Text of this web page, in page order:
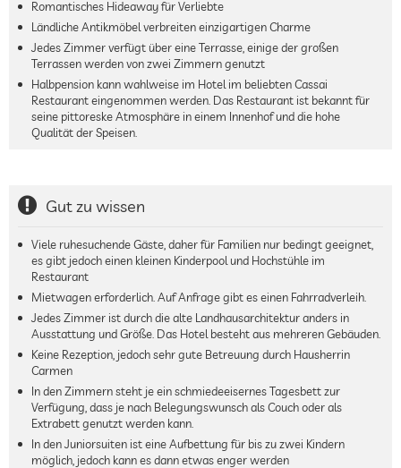
Romantisches Hideaway für Verliebte
Ländliche Antikmöbel verbreiten einzigartigen Charme
Jedes Zimmer verfügt über eine Terrasse, einige der großen
Terrassen werden von zwei Zimmern genutzt
Halbpension kann wahlweise im Hotel im beliebten Cassai
Restaurant eingenommen werden. Das Restaurant ist bekannt für
seine pittoreske Atmosphäre in einem Innenhof und die hohe
Qualität der Speisen.
Gut zu wissen
Viele ruhesuchende Gäste, daher für Familien nur bedingt geeignet,
es gibt jedoch einen kleinen Kinderpool und Hochstühle im
Restaurant
Mietwagen erforderlich. Auf Anfrage gibt es einen Fahrradverleih.
Jedes Zimmer ist durch die alte Landhausarchitektur anders in
Ausstattung und Größe. Das Hotel besteht aus mehreren Gebäuden.
Keine Rezeption, jedoch sehr gute Betreuung durch Hausherrin
Carmen
In den Zimmern steht je ein schmiedeeisernes Tagesbett zur
Verfügung, dass je nach Belegungswunsch als Couch oder als
Extrabett genutzt werden kann.
In den Juniorsuiten ist eine Aufbettung für bis zu zwei Kindern
möglich, jedoch kann es dann etwas enger werden